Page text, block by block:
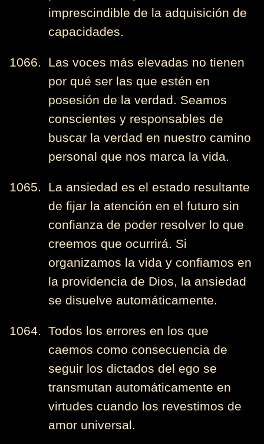
imprescindible de la adquisición de
capacidades.
1066. Las voces más elevadas no tienen
por qué ser las que estén en
posesión de la verdad. Seamos
conscientes y responsables de
buscar la verdad en nuestro camino
personal que nos marca la vida.
1065. La ansiedad es el estado resultante
de fijar la atención en el futuro sin
confianza de poder resolver lo que
creemos que ocurrirá. Si
organizamos la vida y confiamos en
la providencia de Dios, la ansiedad
se disuelve automáticamente.
1064. Todos los errores en los que
caemos como consecuencia de
seguir los dictados del ego se
transmutan automáticamente en
virtudes cuando los revestimos de
amor universal.